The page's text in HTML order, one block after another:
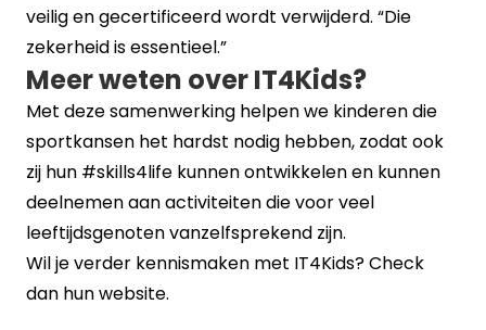
veilig en gecertificeerd wordt verwijderd. “Die
zekerheid is essentieel.”
Meer weten over IT4Kids?
Met deze samenwerking helpen we kinderen die
sportkansen het hardst nodig hebben, zodat ook
zij hun #skills4life kunnen ontwikkelen en kunnen
deelnemen aan activiteiten die voor veel
leeftijdsgenoten vanzelfsprekend zijn.
Wil je verder kennismaken met IT4Kids? Check
dan hunwebsite.